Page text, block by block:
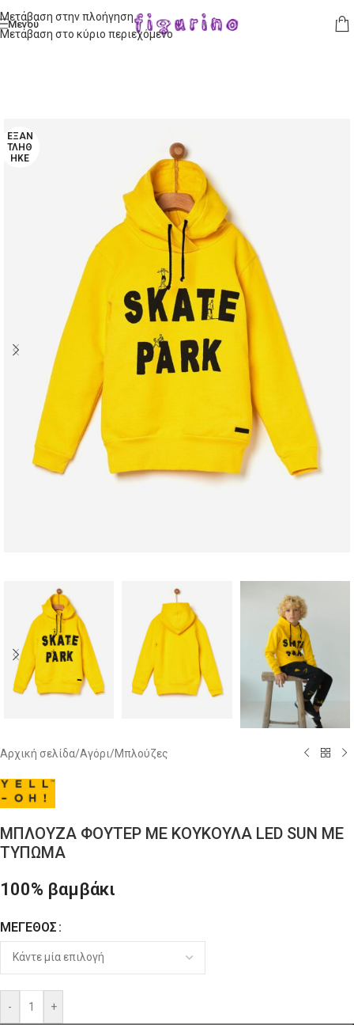
Μετάβαση στην πλοήγηση
Μετάβαση στο κύριο περιεχόμενο
Μενού
ΕΞΑΝ
ΤΛΉΘ
ΗΚΕ
Αρχική σελίδα/Αγόρι/Μπλούζες
ΜΠΛΟΥΖΑ ΦΟΥΤΕΡ ΜΕ ΚΟΥΚΟΥΛΑ LED SUN ΜΕ
ΤΥΠΩΜΑ
100% βαμβάκι
ΜΈΓΕΘΟΣ
- +
Alternative: